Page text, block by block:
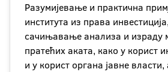
Разумијевање и практична
института из права
сачињавање анализа и
пратећих аката, како у корист
и у корист органа јавне